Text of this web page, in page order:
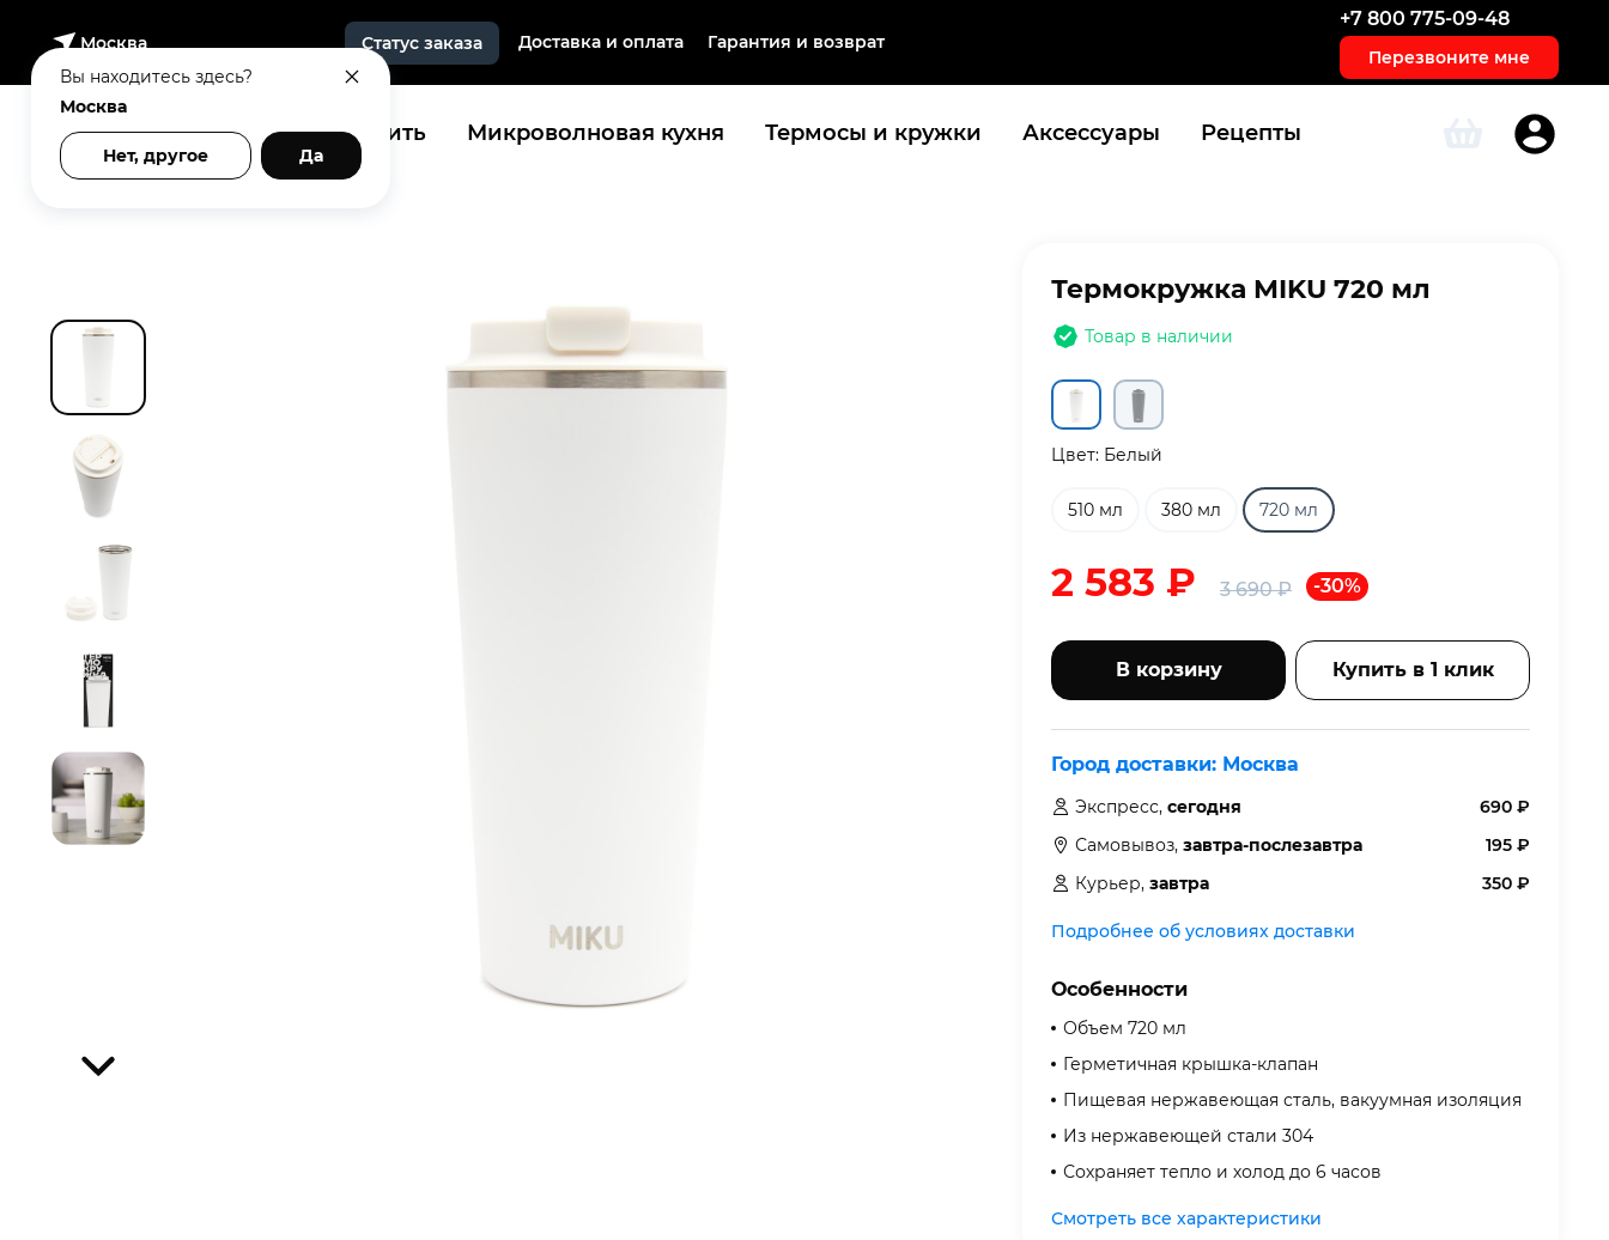
Вы находитесь здесь?
Москва
Нет, другое Да
Москва Доставка и оплата Гарантия и возврат
Статус заказа
+7 800 775-09-48
Перезвоните мне
Купить Микроволновая кухня Термосы и кружки Аксессуары Рецепты
Термокружка MIKU 720 мл
Товар в наличии
Цвет: Белый
510 мл 380 мл 720 мл
2 583 ₽ 3 690₽ -30%
В корзину Купить в 1 клик
Город доставки: Москва
Экспресс, сегодня 690 ₽
Самовывоз, завтра-послезавтра 195 ₽
Курьер, завтра 350 ₽
Подробнее об условиях доставки
Особенности
Объем 720 мл
Герметичная крышка-клапан
Пищевая нержавеющая сталь, вакуумная изоляция
Из нержавеющей стали 304
Сохраняет тепло и холод до 6 часов
Смотреть все характеристики